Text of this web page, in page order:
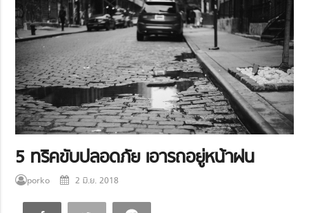
5 ทริคขับปลอดภัย เอารถอยู่หน้าฝน
porko 2 มิ.ย. 2018